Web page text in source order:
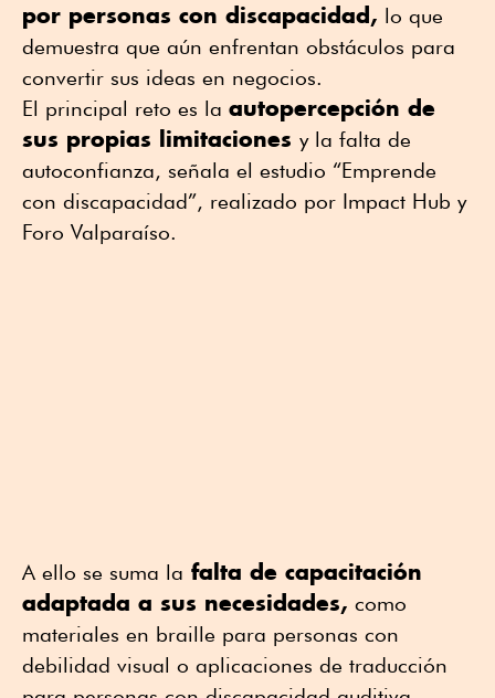
por personas con discapacidad, lo que
demuestra que aún enfrentan obstáculos para
convertir sus ideas en negocios.
El principal reto es la autopercepción de
sus propias limitaciones y la falta de
autoconfianza, señala el estudio “Emprende
con discapacidad”, realizado por Impact Hub y
Foro Valparaíso.
A ello se suma la falta de capacitación
adaptada a sus necesidades, como
materiales en braille para personas con
debilidad visual o aplicaciones de traducción